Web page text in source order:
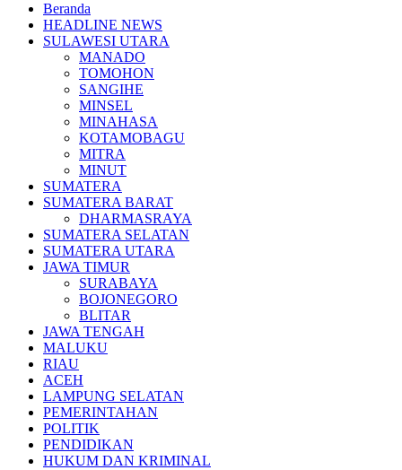
Beranda
HEADLINE NEWS
SULAWESI UTARA
MANADO
TOMOHON
SANGIHE
MINSEL
MINAHASA
KOTAMOBAGU
MITRA
MINUT
SUMATERA
SUMATERA BARAT
DHARMASRAYA
SUMATERA SELATAN
SUMATERA UTARA
JAWA TIMUR
SURABAYA
BOJONEGORO
BLITAR
JAWA TENGAH
MALUKU
RIAU
ACEH
LAMPUNG SELATAN
PEMERINTAHAN
POLITIK
PENDIDIKAN
HUKUM DAN KRIMINAL